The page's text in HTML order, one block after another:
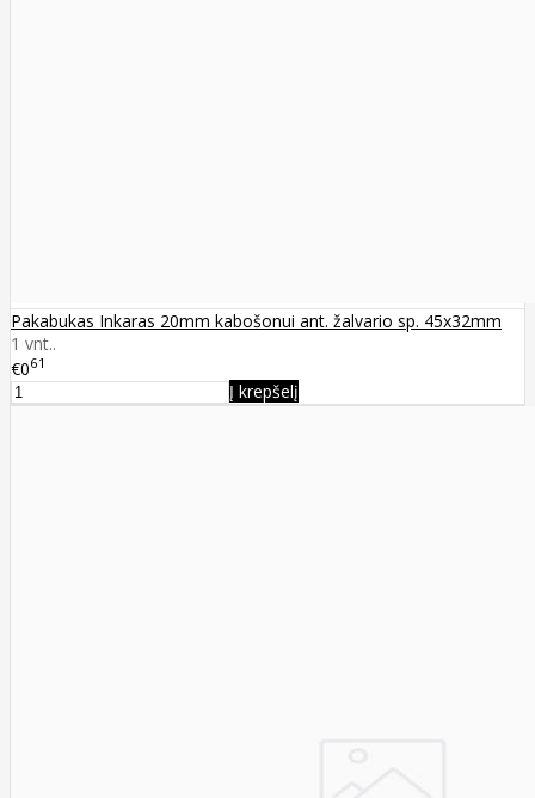
Pakabukas Inkaras 20mm kabošonui ant. žalvario sp. 45x32mm
1 vnt..
€061
Į krepšelį